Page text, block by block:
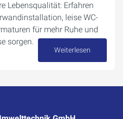
Lebensqualität: Erfahren
leise WC-
für mehr Ruhe und
sorgen.
Weiterlesen